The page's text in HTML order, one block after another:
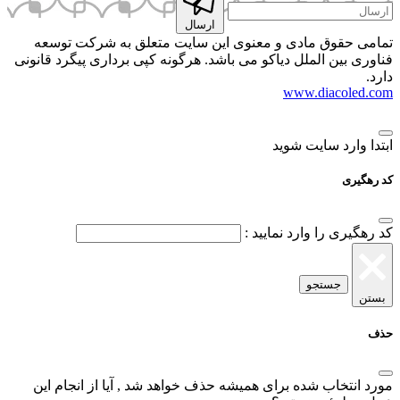
ارسال
مادی و معنوی این سایت متعلق به شرکت توسعه
الملل دیاکو می باشد. هرگونه کپی برداری پیگرد قانونی
سایت شوید
وارد نمایید :
شده برای همیشه حذف خواهد شد , آیا از انجام این